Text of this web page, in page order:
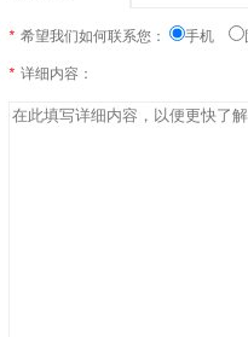
* 希望我们如何联系您： 手机
* 详细内容：